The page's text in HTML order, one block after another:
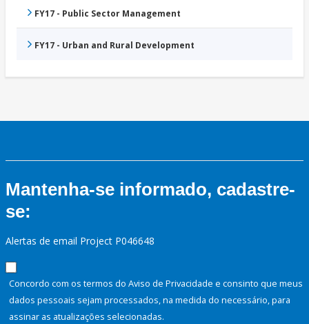
FY17 - Public Sector Management
FY17 - Urban and Rural Development
Mantenha-se informado, cadastre-
se:
Alertas de email Project P046648
Concordo com os termos do Aviso de Privacidade e consinto que meus
dados pessoais sejam processados, na medida do necessário, para
assinar as atualizações selecionadas.